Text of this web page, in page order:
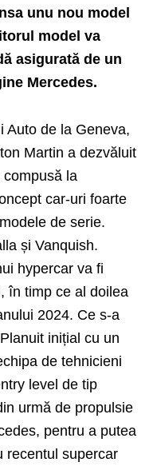
unu nou model
model va
asigurată de un
Mercedes.
Auto de la Geneva,
Martin a dezvăluit
la
car-uri foarte
de serie.
și Vanquish.
hypercar va fi
în timp ce al doilea
2024. Ce s-a
inițial cu un
de tehnicieni
level de tip
urmă de propulsie
pentru a putea
recentul supercar